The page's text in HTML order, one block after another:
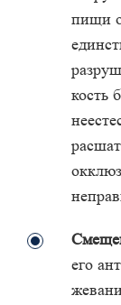
пищи
кость
его